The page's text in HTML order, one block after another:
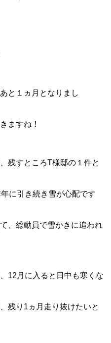
と１ヵ月となりまし
ますね！
残すところT様邸の１件と
に引き続き雪が心配です
、総動員で雪かきに追われ
12月に入ると日中も寒くな
残り1ヵ月走り抜けたいと